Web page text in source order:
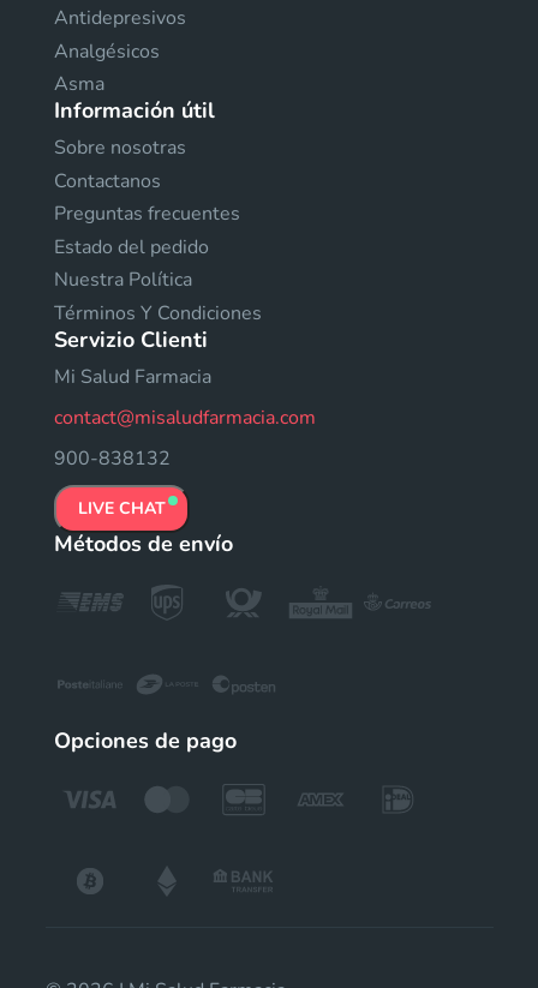
Antidepresivos
Analgésicos
Asma
Información útil
Sobre nosotras
Contactanos
Preguntas frecuentes
Estado del pedido
Nuestra Política
Términos Y Condiciones
Servizio Clienti
Mi Salud Farmacia
contact@misaludfarmacia.com
900-838132
LIVE CHAT
Métodos de envío
Opciones de pago